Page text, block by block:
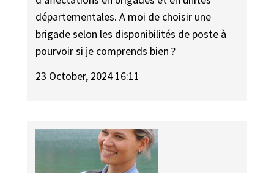
départementales. A moi de choisir une
brigade selon les disponibilités de poste à
pourvoir si je comprends bien ?
23 October, 2024 16:11